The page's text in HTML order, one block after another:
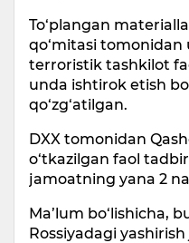
To‘plangan
qo‘mitasi tomonidan
terroristik tashkilot
unda ishtirok etish
qo‘zg‘atilgan.
DXX tomonidan
o‘tkazilgan faol
jamoatning yana 2
Ma’lum bo‘lishicha,
Rossiyadagi